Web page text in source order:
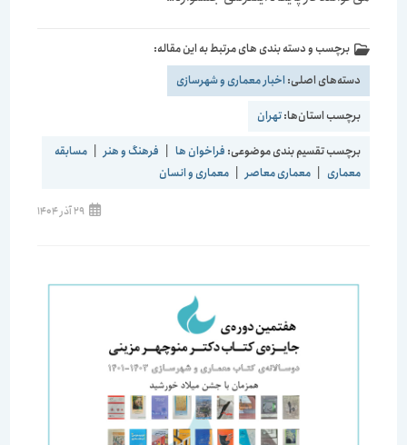
برچسب و دسته بندی های مرتبط به این مقاله:
دسته‌های اصلی:اخبار معماری و شهرسازی
برچسب استان‌ها:تهران
برچسب تقسیم بندی موضوعی:فراخوان ها | فرهنگ و هنر |
مسابقه
معماری | معماری معاصر | معماری و انسان
نوشته
منتشر
29 آذر 1404